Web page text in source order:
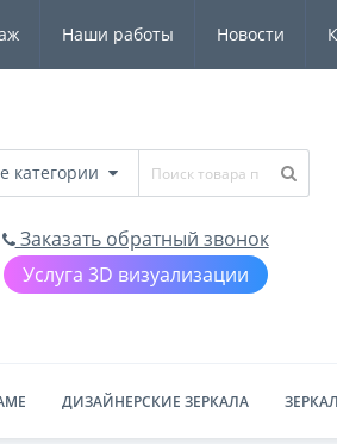
Наши работы Новости
категории
Заказать обратный звонок
Услуга 3D визуализации
ДИЗАЙНЕРСКИЕ ЗЕРКАЛА